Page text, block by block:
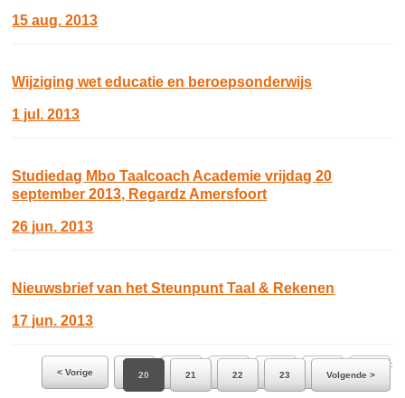
15 aug. 2013
Wijziging wet educatie en beroepsonderwijs
1 jul. 2013
Studiedag Mbo Taalcoach Academie vrijdag 20
september 2013, Regardz Amersfoort
26 jun. 2013
Nieuwsbrief van het Steunpunt Taal & Rekenen
17 jun. 2013
Ga naar pagina:
< Vorige
14 15 16 17 18 19
20 21 22 23 Volgende >